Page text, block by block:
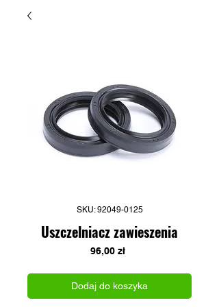
SKU: 92049-0125
Uszczelniacz zawieszenia
96,00 złCena
Dodaj do koszyka